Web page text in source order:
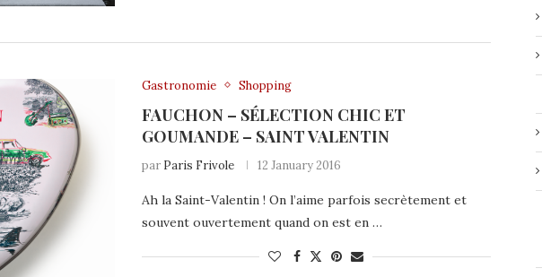
Gastronomie Shopping
FAUCHON – SÉLECTION CHIC ET
GOUMANDE – SAINT VALENTIN
par Paris Frivole 12 January 2016
Ah la Saint-Valentin ! On l’aime parfois secrètement et
souvent ouvertement quand on est en …